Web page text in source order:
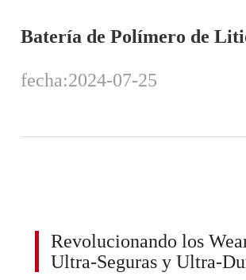
Batería de Polímero de
fecha:2024-07-25
Revolucionando los
Ultra-Seguras y Ultra-